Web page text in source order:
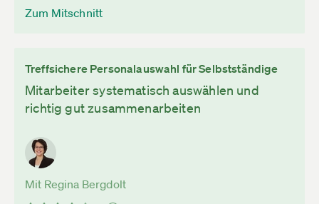
Zum Mitschnitt
Treffsichere Personalauswahl für Selbstständige
Mitarbeiter systematisch auswählen und
richtig gut zusammenarbeiten
Mit Regina Bergdolt